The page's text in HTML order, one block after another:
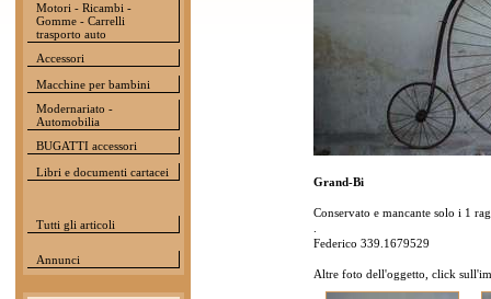
Motori - Ricambi -
Gomme - Carrelli
trasporto auto
Accessori
Macchine per bambini
Modernariato -
Automobilia
BUGATTI accessori
Libri e documenti cartacei
Tutti gli articoli
Annunci
Grand-Bi
Conservato e mancante solo i 1
Federico 339.1679529
Altre foto dell'oggetto, click